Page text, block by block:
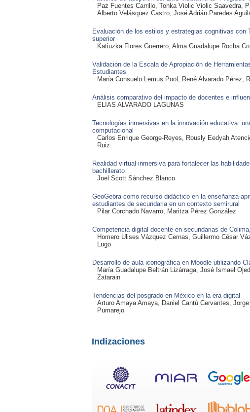
Paz Fuentes Carrillo, Tonka Violic Violic Saavedra,
Alberto Velásquez Castro, José Adrián Paredes
Evaluación de los estilos y estrategias cognitivas con
superior
Katiuzka Flores Guerrero, Alma Guadalupe Rocha
Validación de la Escala de Apropiación de
Estudiantes
María Consuelo Lemus Pool, René Alvarado Pérez,
Análisis comparativo del impacto de docentes e
ELIAS ALVARADO LAGUNAS
Tecnologías inmersivas en la innovación educativa:
computacional
Carlos Enrique George-Reyes, Rously Eedyah
Ruiz
Realidad virtual inmersiva para fortalecer las
bachillerato
Joel Scott Sánchez Blanco
GeoGebra como recurso didáctico en la enseñanza-
estudiantes de secundaria en un contexto semirural
Pilar Corchado Navarro, Maritza Pérez González
Competencia digital docente en secundarias de
Homero Ulises Vázquez Cernas, Guillermo César
Lugo
Desarrollo de aula iconográfica en Moodle utilizando
María Guadalupe Beltrán Lizárraga, José Ismael
Zatarain
Tendencias del posgrado en México en la era digital
Arturo Amaya Amaya, Daniel Cantú Cervantes,
Pumarejo
Indizaciones